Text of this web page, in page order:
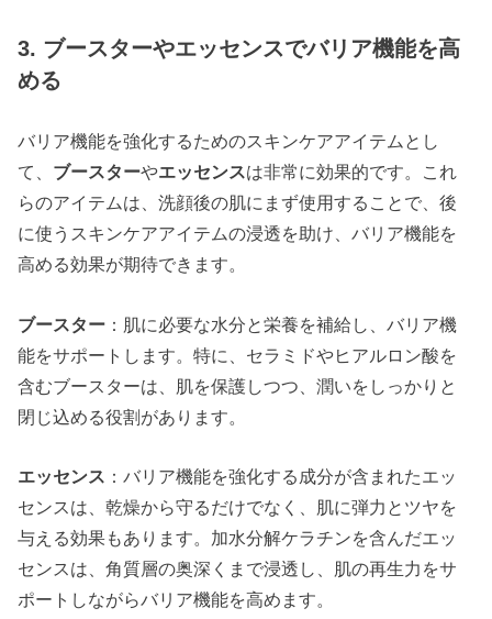
3. ブースターやエッセンスでバリア機能を高
める
バリア機能を強化するためのスキンケアアイテムとし
て、 ブースターやエッセンスは非常に効果的です。これ
らのアイテムは、洗顔後の肌にまず使用することで、後
に使うスキンケアアイテムの浸透を助け、バリア機能を
高める効果が期待できます。
ブースター ：肌に必要な水分と栄養を補給し、バリア機
能をサポートします。特に、セラミドやヒアルロン酸を
含むブースターは、肌を保護しつつ、潤いをしっかりと
閉じ込める役割があります。
エッセンス ：バリア機能を強化する成分が含まれたエッ
センスは、乾燥から守るだけでなく、肌に弾力とツヤを
与える効果もあります。加水分解ケラチンを含んだエッ
センスは、角質層の奥深くまで浸透し、肌の再生力をサ
ポートしながらバリア機能を高めます。